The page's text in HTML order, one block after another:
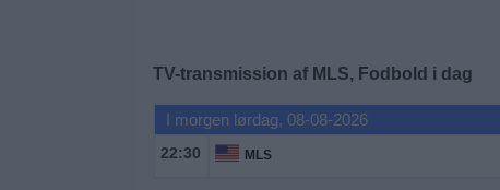
TV-transmission af MLS, Fodbold i dag
I morgen lørdag, 08-08-2026
22:30 MLS